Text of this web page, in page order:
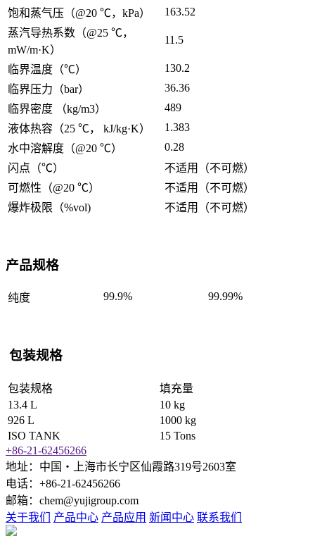
饱和蒸气压（@20 ℃，kPa）
163.52
蒸汽导热系数（@25 ℃，
mW/m·K）
11.5
临界温度（℃）
130.2
临界压力（bar）
36.36
临界密度 （kg/m3）
489
液体热容（25 ℃， kJ/kg·K）
1.383
水中溶解度（@20 ℃）
0.28
闪点（℃）
不适用（不可燃）
可燃性（@20 ℃）
不适用（不可燃）
爆炸极限（%vol)
不适用（不可燃）
产品规格
纯度 99.9% 99.99%
包装规格
包装规格
填充量
13.4 L
10 kg
926 L
1000 kg
ISO TANK
15 Tons
+86-21-62456266
地址：中国‧上海市长宁区仙霞路319号2603室
电话：+86-21-62456266
邮箱：chem@yujigroup.com
关于我们
产品中心 产品应用 新闻中心 联系我们